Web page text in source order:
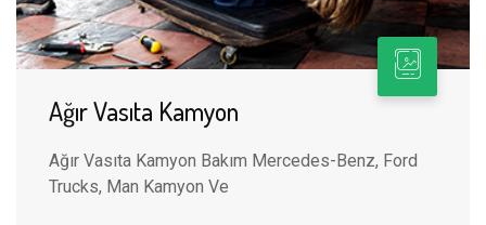
Ağır Vasıta Kamyon
Ağır Vasıta Kamyon Bakım Mercedes-Benz, Ford
Trucks, Man Kamyon Ve